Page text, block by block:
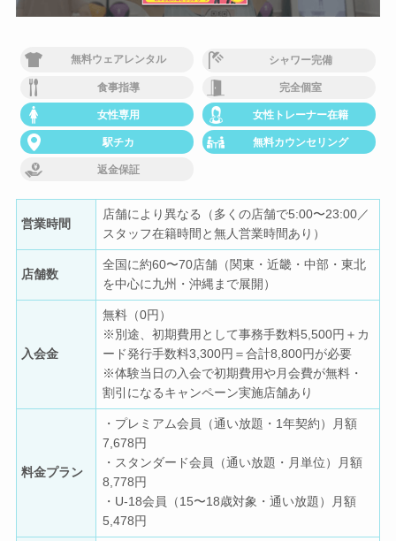
無料ウェアレンタル シャワー完備
食事指導 完全個室
女性専用 女性トレーナー在籍
駅チカ 無料カウンセリング
返金保証
営業時間
店舗により異なる（多くの店舗で5:00〜23:00／
スタッフ在籍時間と無人営業時間あり）
店舗数
全国に約60〜70店舗（関東・近畿・中部・東北
を中心に九州・沖縄まで展開）
入会金
無料（0円）
※別途、初期費用として事務手数料5,500円＋カ
ード発行手数料3,300円＝合計8,800円が必要
※体験当日の入会で初期費用や月会費が無料・
割引になるキャンペーン実施店舗あり
料金プラン
・プレミアム会員（通い放題・1年契約）月額
7,678円
・スタンダード会員（通い放題・月単位）月額
8,778円
・U-18会員（15〜18歳対象・通い放題）月額
5,478円